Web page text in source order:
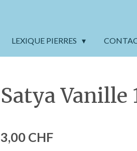
LEXIQUE PIERRES
Satya Vanille
3,00 CHF